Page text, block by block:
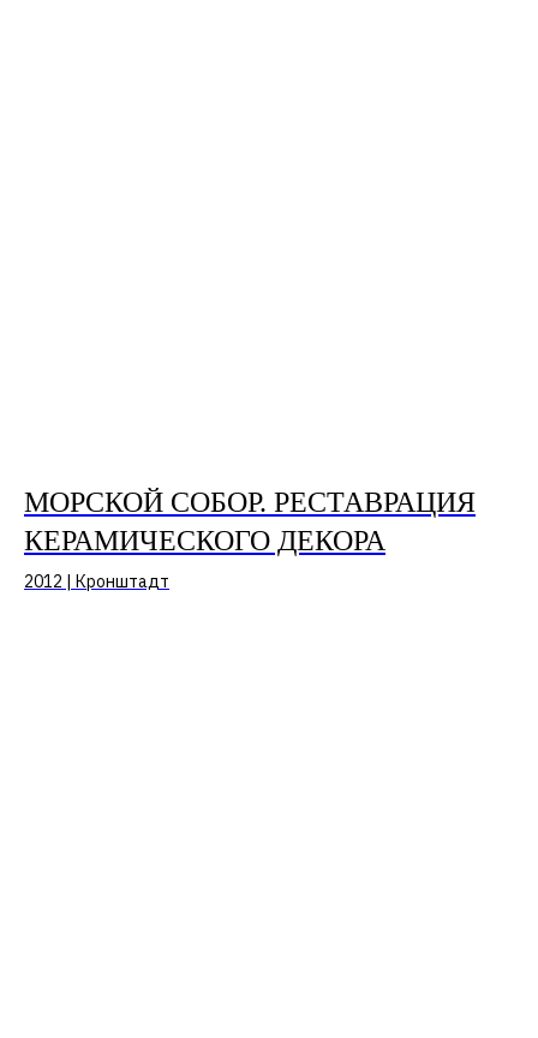
МОРСКОЙ СОБОР. РЕСТАВРАЦИЯ
КЕРАМИЧЕСКОГО ДЕКОРА
2012 | Кронштадт